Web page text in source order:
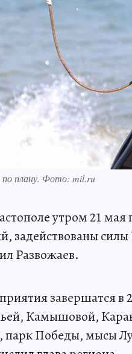
по плану. Фото: mil.ru
утром 21
задействованы
Развожаев.
завершатся в
Камышовой,
Победы, мысы